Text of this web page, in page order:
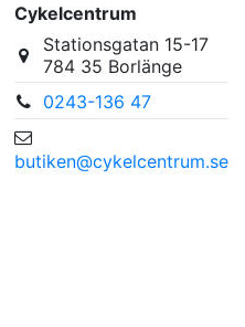
Cykelcentrum
Stationsgatan 15-17
784 35 Borlänge
0243-136 47
butiken@cykelcentrum.se